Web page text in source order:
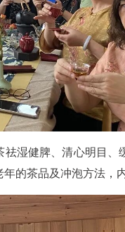
湿健脾、清心明目、
的茶品及冲泡方法，